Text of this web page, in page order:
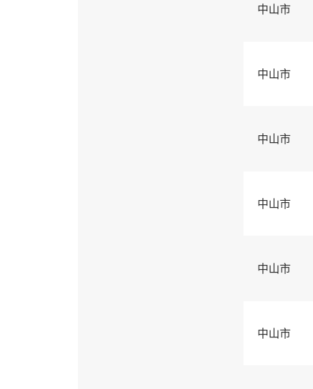
中山市
中山市
中山市
中山市
中山市
中山市